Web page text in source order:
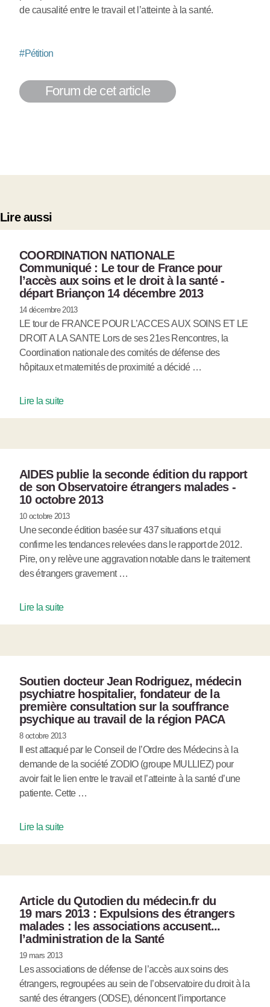
de causalité entre le travail et l’atteinte à la santé.
#Pétition
Forum de cet article
Lire aussi
COORDINATION NATIONALE
Communiqué : Le tour de France pour
l’accès aux soins et le droit à la santé -
départ Briançon 14 décembre 2013
14 décembre 2013
LE tour de FRANCE POUR L’ACCES AUX SOINS ET LE
DROIT A LA SANTE Lors de ses 21es Rencontres, la
Coordination nationale des comités de défense des
hôpitaux et maternités de proximité a décidé …
Lire la suite
AIDES publie la seconde édition du rapport
de son Observatoire étrangers malades -
10 octobre 2013
10 octobre 2013
Une seconde édition basée sur 437 situations et qui
confirme les tendances relevées dans le rapport de 2012.
Pire, on y relève une aggravation notable dans le traitement
des étrangers gravement …
Lire la suite
Soutien docteur Jean Rodriguez, médecin
psychiatre hospitalier, fondateur de la
première consultation sur la souffrance
psychique au travail de la région PACA
8 octobre 2013
Il est attaqué par le Conseil de l’Ordre des Médecins à la
demande de la société ZODIO (groupe MULLIEZ) pour
avoir fait le lien entre le travail et l’atteinte à la santé d’une
patiente. Cette …
Lire la suite
Article du Qutodien du médecin.fr du
19 mars 2013 : Expulsions des étrangers
malades : les associations accusent...
l’administration de la Santé
19 mars 2013
Les associations de défense de l’accès aux soins des
étrangers, regroupées au sein de l’observatoire du droit à la
santé des étrangers (ODSE), dénoncent l’importance